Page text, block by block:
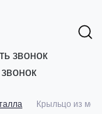
Крыльцо из